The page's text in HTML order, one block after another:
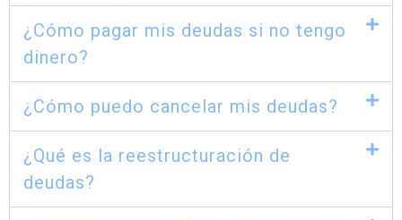
¿Cómo pagar mis deudas si no tengo
dinero?
¿Cómo puedo cancelar mis deudas?
¿Qué es la reestructuración de
deudas?